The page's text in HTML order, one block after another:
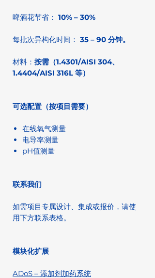
啤酒花节省： 10% – 30%
每批次异构化时间： 35 – 90 分钟。
材料： 按需（1.4301/AISI 304、
1.4404/AISI 316L 等）
可选配置（按项目需要）
在线氧气测量
电导率测量
pH值测量
联系我们
如需项目专属设计、集成或报价，请使
用下方联系表格。
模块化扩展
ADoS – 添加剂加药系统